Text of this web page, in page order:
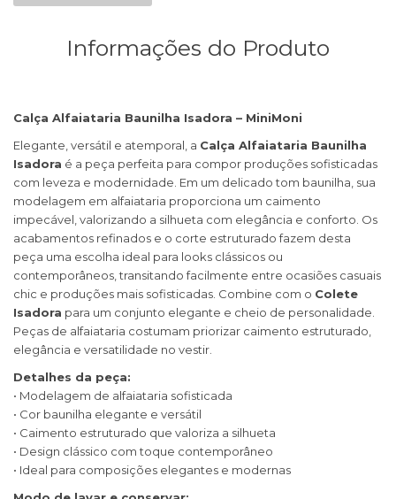
Informações do Produto
Calça Alfaiataria Baunilha Isadora – MiniMoni
Elegante, versátil e atemporal, a Calça Alfaiataria Baunilha
Isadora é a peça perfeita para compor produções sofisticadas
com leveza e modernidade. Em um delicado tom baunilha, sua
modelagem em alfaiataria proporciona um caimento
impecável, valorizando a silhueta com elegância e conforto. Os
acabamentos refinados e o corte estruturado fazem desta
peça uma escolha ideal para looks clássicos ou
contemporâneos, transitando facilmente entre ocasiões casuais
chic e produções mais sofisticadas. Combine com o Colete
Isadora para um conjunto elegante e cheio de personalidade.
Peças de alfaiataria costumam priorizar caimento estruturado,
elegância e versatilidade no vestir.
Detalhes da peça:
• Modelagem de alfaiataria sofisticada
• Cor baunilha elegante e versátil
• Caimento estruturado que valoriza a silhueta
• Design clássico com toque contemporâneo
• Ideal para composições elegantes e modernas